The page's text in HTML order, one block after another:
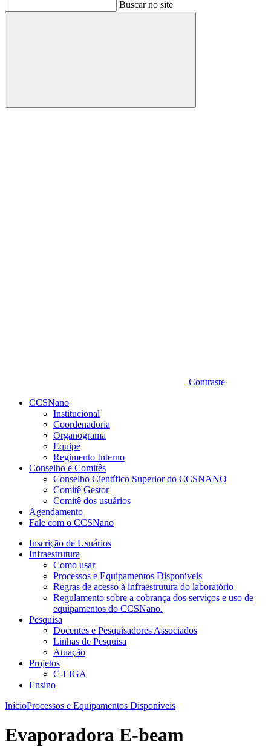
Buscar no site
Buscar
Contraste
CCSNano
Institucional
Coordenadoria
Organograma
Equipe
Regimento Interno
Conselho e Comitês
Conselho Científico Superior do CCSNANO
Comitê Gestor
Comitê dos usuários
Agendamento
Fale com o CCSNano
Inscrição de Usuários
Infraestrutura
Como usar
Processos e Equipamentos Disponíveis
Regras de acesso à infraestrutura do laboratório
Regulamento sobre a cobrança dos serviços e uso de
equipamentos do CCSNano.
Pesquisa
Docentes e Pesquisadores Associados
Linhas de Pesquisa
Atuação
Projetos
C-LIGA
Ensino
InícioProcessos e Equipamentos Disponíveis
Evaporadora E-beam